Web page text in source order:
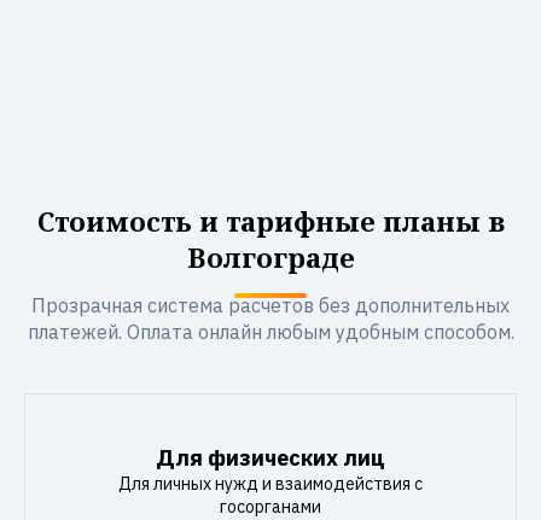
Стоимость и тарифные планы в
Волгограде
Прозрачная система расчетов без дополнительных
платежей. Оплата онлайн любым удобным способом.
Для физических лиц
Для личных нужд и взаимодействия с
госорганами